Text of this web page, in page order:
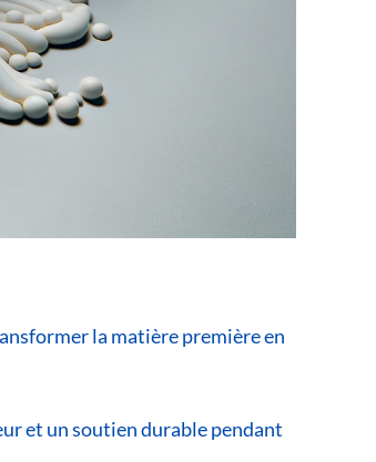
la matière première en
et un soutien durable pendant